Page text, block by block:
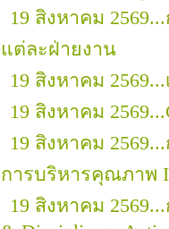
19 สิงหาคม
แต่ละฝ่ายงาน
19 สิงหาคม
19 สิงหาคม
19 สิงหาคม
การบริหารคุณภาพ
19 สิงหาคม